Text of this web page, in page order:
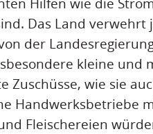
Das Land
der
kleine
Zuschüsse, wie sie
Handwerksbetriebe
Fleischereien